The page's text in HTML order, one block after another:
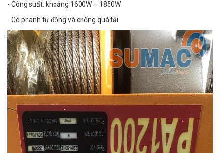
- Công suất: khoảng 1600W – 1850W
- Có phanh tự động và chống quá tải